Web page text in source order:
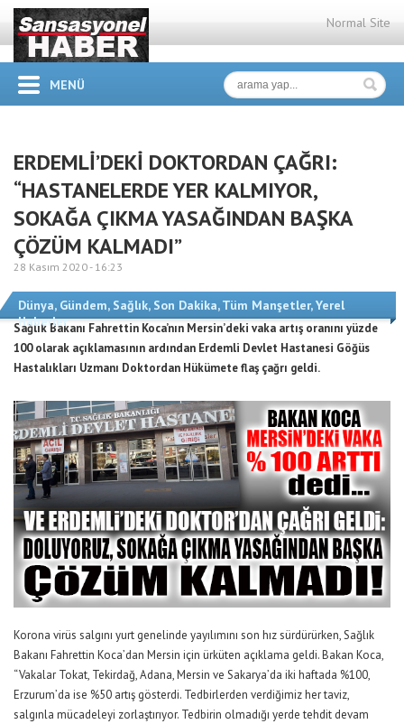
Normal Site
MENÜ
ERDEMLİ’DEKİ DOKTORDAN ÇAĞRI:
“HASTANELERDE YER KALMIYOR,
SOKAĞA ÇIKMA YASAĞINDAN BAŞKA
ÇÖZÜM KALMADI”
28 Kasım 2020 - 16:23
Dünya, Gündem, Sağlık, Son Dakika,Tüm Manşetler,Yerel
Haberler
Sağlık Bakanı Fahrettin Koca’nın Mersin’deki vaka artış oranını yüzde
100 olarak açıklamasının ardından Erdemli Devlet Hastanesi Göğüs
Hastalıkları Uzmanı Doktordan Hükümete flaş çağrı geldi.
Korona virüs salgını yurt genelinde yayılımını son hız sürdürürken, Sağlık
Bakanı Fahrettin Koca’dan Mersin için ürküten açıklama geldi. Bakan Koca,
“Vakalar Tokat, Tekirdağ, Adana, Mersin ve Sakarya’da iki haftada %100,
Erzurum’da ise %50 artış gösterdi. Tedbirlerden verdiğimiz her taviz,
salgınla mücadeleyi zorlaştırıyor. Tedbirin olmadığı yerde tehdit devam